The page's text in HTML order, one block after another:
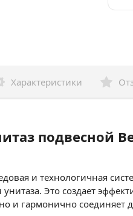
Характеристики
подвесной
и технологичная
Это создает
но и гармонично